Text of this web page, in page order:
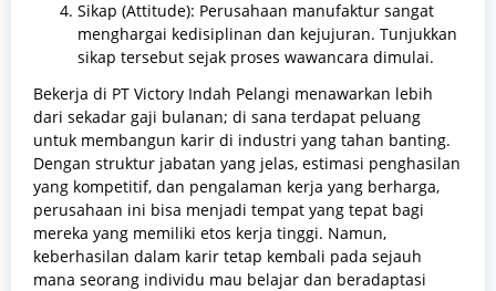
Sikap (Attitude): Perusahaan manufaktur sangat
menghargai kedisiplinan dan kejujuran. Tunjukkan
sikap tersebut sejak proses wawancara dimulai.
Bekerja di PT Victory Indah Pelangi menawarkan lebih
dari sekadar gaji bulanan; di sana terdapat peluang
untuk membangun karir di industri yang tahan banting.
Dengan struktur jabatan yang jelas, estimasi penghasilan
yang kompetitif, dan pengalaman kerja yang berharga,
perusahaan ini bisa menjadi tempat yang tepat bagi
mereka yang memiliki etos kerja tinggi. Namun,
keberhasilan dalam karir tetap kembali pada sejauh
mana seorang individu mau belajar dan beradaptasi